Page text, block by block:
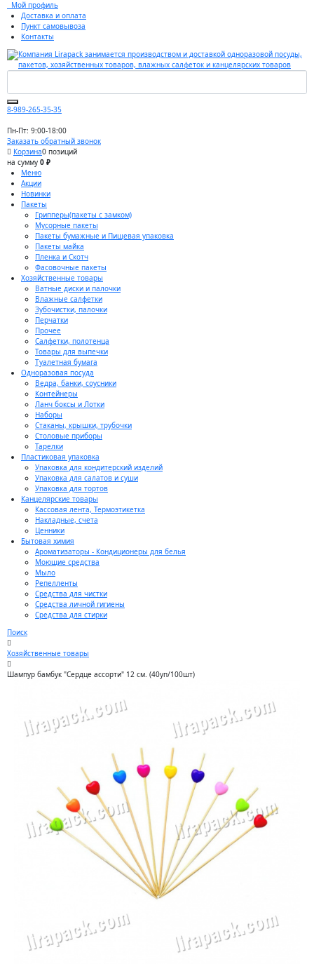
Мой профиль
Доставка и оплата
Пункт самовывоза
Контакты
8-989-265-35-35
Пн-Пт: 9:00-18:00
Заказать обратный звонок
Корзина0 позиций
на сумму 0 ₽
Меню
Акции
Новинки
Пакеты
Грипперы(пакеты с замком)
Мусорные пакеты
Пакеты бумажные и Пищевая упаковка
Пакеты майка
Пленка и Скотч
Фасовочные пакеты
Хозяйственные товары
Ватные диски и палочки
Влажные салфетки
Зубочистки, палочки
Перчатки
Прочее
Салфетки, полотенца
Товары для выпечки
Туалетная бумага
Одноразовая посуда
Ведра, банки, соусники
Контейнеры
Ланч боксы и Лотки
Наборы
Стаканы, крышки, трубочки
Столовые приборы
Тарелки
Пластиковая упаковка
Упаковка для кондитерский изделий
Упаковка для салатов и суши
Упаковка для тортов
Канцелярские товары
Кассовая лента, Термоэтикетка
Накладные, счета
Ценники
Бытовая химия
Ароматизаторы - Кондиционеры для белья
Моющие средства
Мыло
Репелленты
Средства для чистки
Средства личной гигиены
Средства для стирки
Поиск
Хозяйственные товары
Шампур бамбук "Сердце ассорти" 12 см. (40уп/100шт)